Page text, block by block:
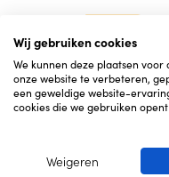
Wij gebruiken cookies
We kunnen deze plaatsen voor
onze website te verbeteren,
een geweldige website-
cookies die we gebruiken
Weigeren